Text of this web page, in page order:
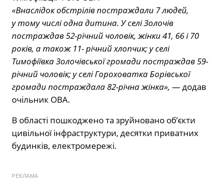
«Внаслідок обстрілів постраждали 7 людей,
у тому числі одна дитина. У селі Золочів
постраждав 52-річний чоловік, жінки 41, 66 і 70
років, а також 11- річний хлопчик; у селі
Тимофіївка Золочівської громади постраждав 59-
річний чоловік; у селі Гороховатка Борівської
громади постраждала 82-річна жінка», — додав
очільник ОВА.
В області пошкоджено та зруйновано обʼєкти
цивільної інфраструктури, десятки приватних
будинків, електромережі.
РЕКЛАМА